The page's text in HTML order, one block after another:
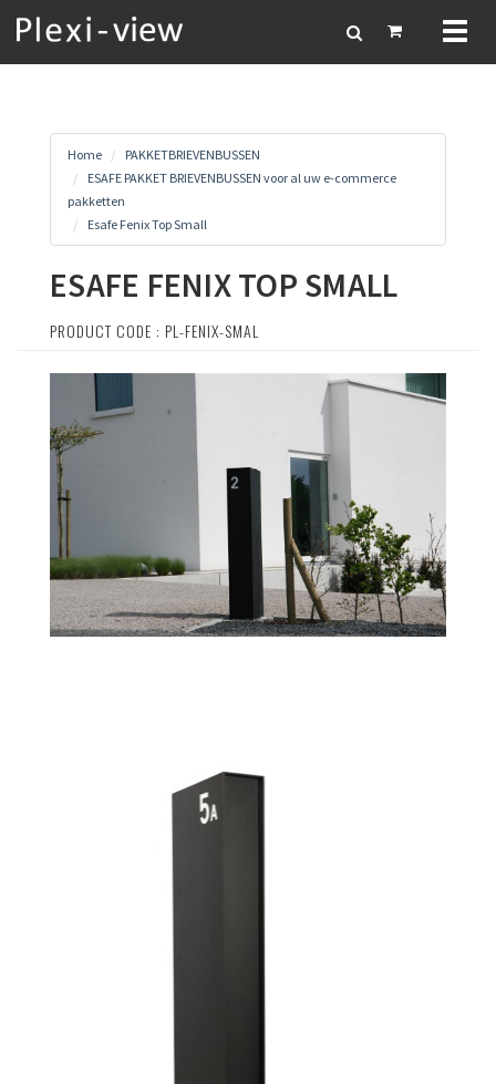
Home
PAKKETBRIEVENBUSSEN
ESAFE PAKKET BRIEVENBUSSEN voor al uw e-commerce
pakketten
Esafe Fenix Top Small
ESAFE FENIX TOP SMALL
PRODUCT CODE : PL-FENIX-SMAL